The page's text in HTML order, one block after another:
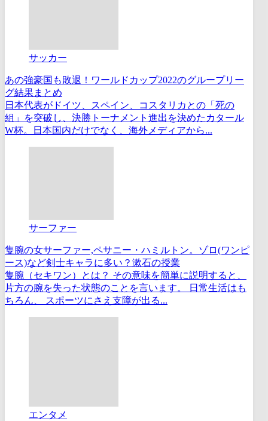
サッカー
あの強豪国も敗退！ワールドカップ2022のグループリー
グ結果まとめ
日本代表がドイツ、スペイン、コスタリカとの「死の
組」を突破し、決勝トーナメント進出を決めたカタール
W杯。日本国内だけでなく、海外メディアから...
サーファー
隻腕の女サーファー,ペサニー・ハミルトン。ゾロ(ワンピ
ース)など剣士キャラに多い？漱石の授業
隻腕（セキワン）とは？ その意味を簡単に説明すると、
片方の腕を失った状態のことを言います。 日常生活はも
ちろん、 スポーツにさえ支障が出る...
エンタメ